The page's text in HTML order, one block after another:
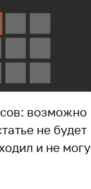
возможно
не будет
и не могу